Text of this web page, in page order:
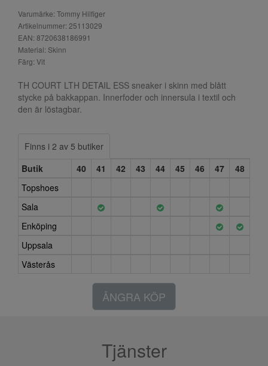
Varumärke: Tommy Hilfiger
Artikelnummer: 25113029
EAN: 8720638186991
Material: Skinn
Färg: Vit
TH COURT LTH DETAIL ESS sneaker i skinn med blått
stycke på bakkappan. Innerfoder och innersula i textil och
den är löstagbar.
Finns i 2 av 5 butiker
Butik
40 41 42 43 44 45 46 47
48
Topshoes
Sala
Enköping
Uppsala
Västerås
ÅNGRA KÖP
Tjänster